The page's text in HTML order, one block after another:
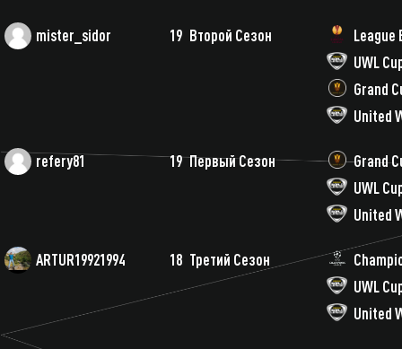
mister_sidor 19 Второй Сезон
League
UWL
Grand
United
refery81 19 Первый Сезон
Grand
UWL
United
ARTUR19921994 18 Третий Сезон
UWL
United